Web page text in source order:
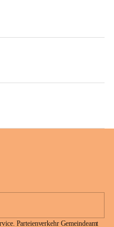
Parteienverkehr Gemeindeamt